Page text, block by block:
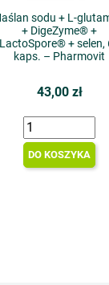
sodu + L-
+ DigeZyme® +
LactoSpore® + selen,
kaps. – Pharmovit
43,00 zł
DO KOSZYKA